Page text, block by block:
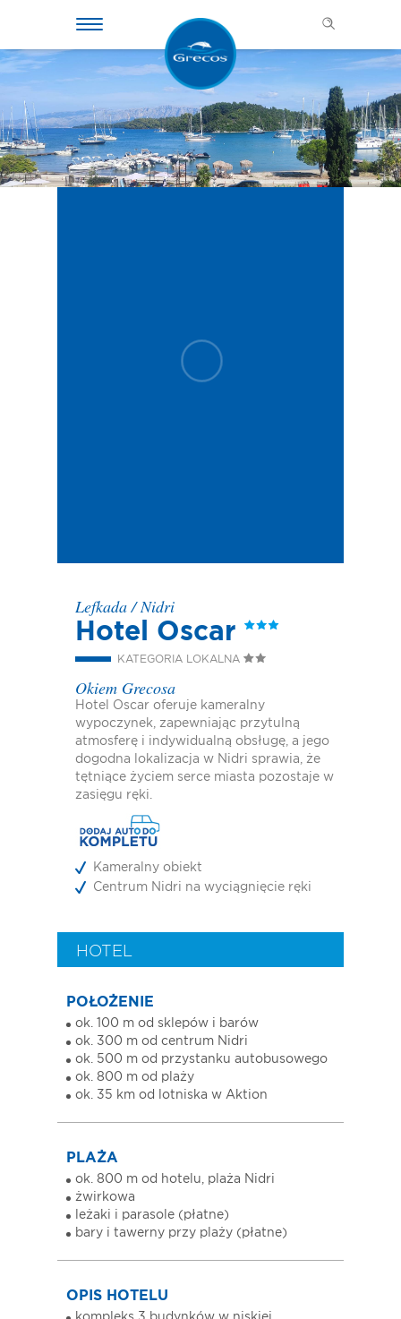
Lefkada/Nidri
Hotel Oscar
KATEGORIA LOKALNA
Okiem Grecosa
Hotel Oscar oferuje kameralny
wypoczynek, zapewniając przytulną
atmosferę i indywidualną obsługę, a jego
dogodna lokalizacja w Nidri sprawia, że
tętniące życiem serce miasta pozostaje w
zasięgu ręki.
Kameralny obiekt
Centrum Nidri na wyciągnięcie ręki
HOTEL
POŁOŻENIE
ok. 100 m od sklepów i barów
ok. 300 m od centrum Nidri
ok. 500 m od przystanku autobusowego
ok. 800 m od plaży
ok. 35 km od lotniska w Aktion
PLAŻA
ok. 800 m od hotelu, plaża Nidri
żwirkowa
leżaki i parasole (płatne)
bary i tawerny przy plaży (płatne)
OPIS HOTELU